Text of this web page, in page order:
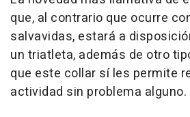
que, al contrario que ocurre
salvavidas, estará a
un triatleta, además de otro
que este collar sí les permite
actividad sin problema alguno.